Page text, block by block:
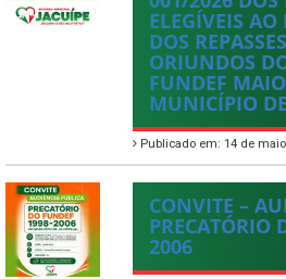
ELEGÍVEIS
DOS
ORIUNDOS
FUNDEF
MUNICÍPIO
Publicado em: 14 de
CONVITE –
PRECATÓRIO
2006